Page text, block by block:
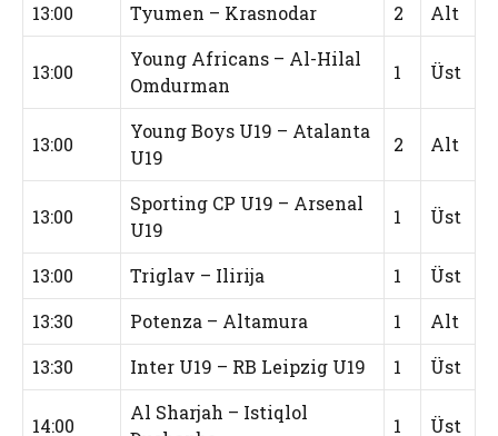
13:00
Tyumen – Krasnodar 2 Alt
13:00
Young Africans – Al-Hilal
Omdurman
1 Üst
13:00
Young Boys U19 – Atalanta
U19
2 Alt
13:00
Sporting CP U19 – Arsenal
U19
1 Üst
13:00 Triglav – Ilirija 1
Üst
13:30
Potenza – Altamura 1
Alt
13:30
Inter U19 – RB Leipzig U19 1 Üst
14:00
Al Sharjah – Istiqlol
1 Üst